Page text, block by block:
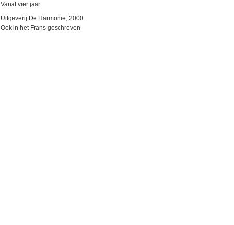
Vanaf vier jaar
Uitgeverij De Harmonie, 2000
Ook in het Frans geschreven